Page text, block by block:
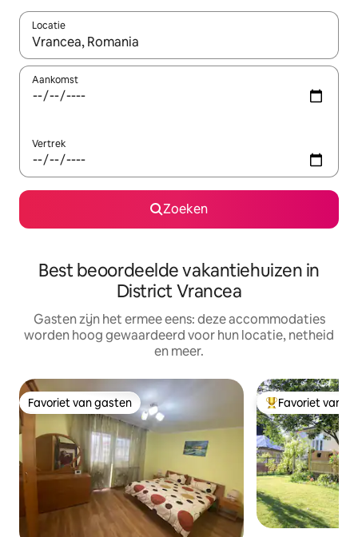
Locatie
Wanneer er suggesties beschikbaar zijn, maak je een keuze
Aankomst
Vertrek
Zoeken
Best beoordeelde vakantiehuizen in
District Vrancea
Gasten zijn het ermee eens: deze accommodaties
worden hoog gewaardeerd voor hun locatie, netheid
en meer.
Favoriet van gasten
Favoriet van gasten Topfavoriet van
Favoriet van